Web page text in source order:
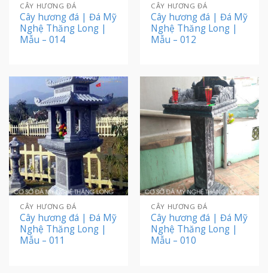
CÂY HƯƠNG ĐÁ
Cây hương đá | Đá Mỹ
Nghệ Thăng Long |
Mẫu – 014
CÂY HƯƠNG ĐÁ
Cây hương đá | Đá Mỹ
Nghệ Thăng Long |
Mẫu – 012
CÂY HƯƠNG ĐÁ
Cây hương đá | Đá Mỹ
Nghệ Thăng Long |
Mẫu – 011
CÂY HƯƠNG ĐÁ
Cây hương đá | Đá Mỹ
Nghệ Thăng Long |
Mẫu – 010